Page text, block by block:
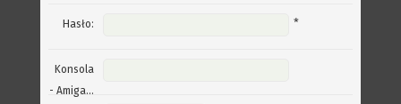
Hasło: *
Konsola
- Amiga...